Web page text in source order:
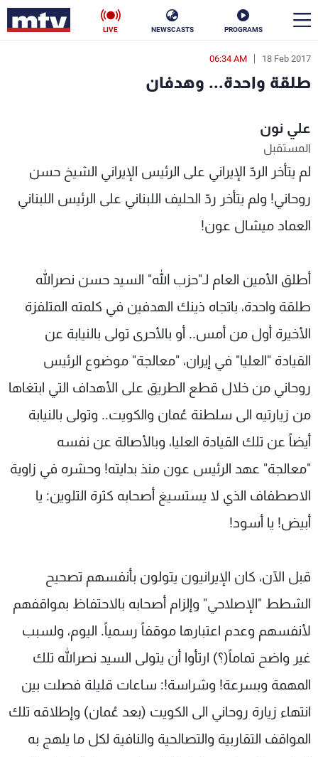
PROGRAMS
NEWSCASTS
LIVE
18 Feb 2017
06:34 AM
طلقة واحدة... وهدفان
علي نون
المستقبل
لم يتأخر الردّ الإيراني على الرئيس الإيراني الشيخ حسن
روحاني! ولم يتأخر ردّ الحليف اللبناني على الرئيس اللبناني
العماد ميشال عون!
أطلق الأمين العام لـ"حزب الله" السيد حسن نصرالله
طلقة واحدة، باتجاه ذينك الهدفين في كلمته المتلفزة
الأخيرة أول من أمس.. أو بالأحرى تولى بالنيابة عن
القيادة "العليا" في إيران، "معالجة" موضوع الرئيس
روحاني من خلال قطع الطريق على الأهداف التي ابتغاها
من زيارتيه الى سلطنة عُمان والكويت.. وتولى بالنيابة
أيضاً عن تلك القيادة العليا، وبالأصالة عن نفسه
"معالجة" عهد الرئيس عون منذ بدايته! وحشره في زاوية
الاصطفاف الذي لا يستسيغ أصحابه كثرة التلوين: يا
أبيض! يا أسود!
قبل الآن، كان الإيرانيون يتولون بأنفسهم تصحيح
الشطط "الإصلاحي" وإلزام أصحابه بالاحتفاظ بمواقفهم
لأنفسهم وعدم اعتبارها موقفاً رسمياً. اليوم، ولسبب
غير واضح تماماً(؟) ارتأوا أن يتولى السيد نصرالله تلك
المهمة وبسرعة! وشراسة!: ساعات قليلة فصلت بين
انتهاء زيارة روحاني الى الكويت (بعد عُمان) وإطلاقه تلك
المواقف التقاربية والتصالحية والنافية لكل ما يلهج به
en
الأخبار
سياسة
إقتصاد فن
منوعات رياضة
كأس العالم
جدول البرامج
شاهد البرامج
الترددات
عن MTV
الإنـتـاج
وظائف
تواصل معنا
سياسة الخصوصية